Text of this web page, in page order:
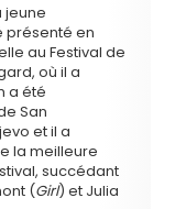
jeune
présenté en
au Festival de
où il a
a été
San
et il a
la meilleure
succédant
(Girl) et Julia